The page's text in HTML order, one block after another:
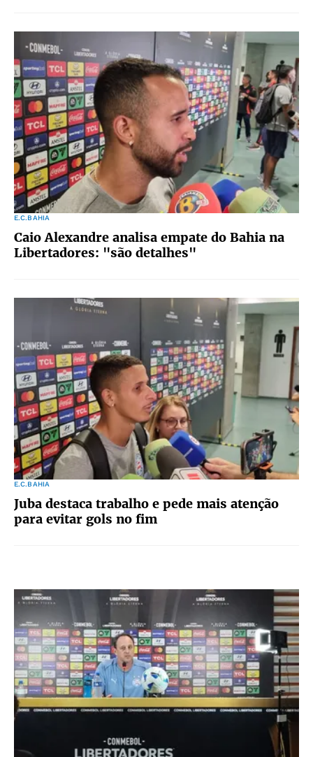
E.C.BAHIA
Caio Alexandre analisa empate do Bahia na
Libertadores: "são detalhes"
E.C.BAHIA
Juba destaca trabalho e pede mais atenção
para evitar gols no fim